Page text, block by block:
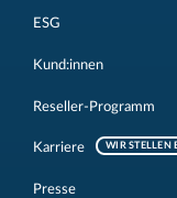
ESG
Kund:innen
Reseller-Programm
Karriere WIR STELLEN
Presse